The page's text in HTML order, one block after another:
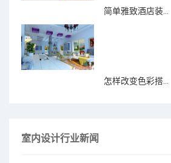
简单雅致酒店装...
怎样改变色彩搭...
室内设计行业新闻